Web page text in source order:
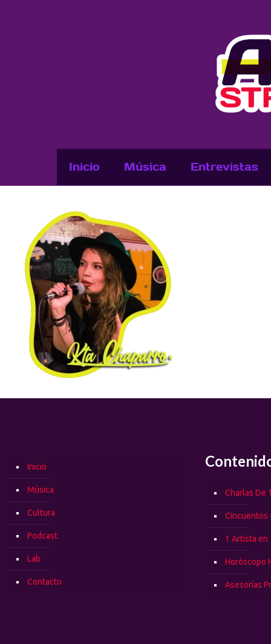
Inicio Música Entrevistas
Inicio
Música
Cultura
Podcast
Lab
Contacto
Charlas De
Cincuentos
1 Artista en
Horóscopo
Asesorías